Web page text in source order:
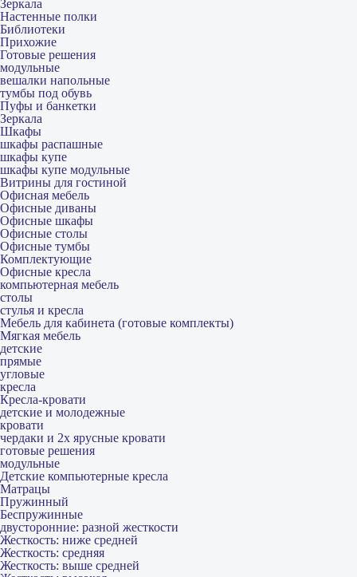
Зеркала
Настенные полки
Библиотеки
Прихожие
Готовые решения
модульные
вешалки напольные
тумбы под обувь
Пуфы и банкетки
Зеркала
Шкафы
шкафы распашные
шкафы купе
шкафы купе модульные
Витрины для гостиной
Офисная мебель
Офисные диваны
Офисные шкафы
Офисные столы
Офисные тумбы
Комплектующие
Офисные кресла
компьютерная мебель
столы
стулья и кресла
Мебель для кабинета (готовые комплекты)
Мягкая мебель
детские
прямые
угловые
кресла
Кресла-кровати
детские и молодежные
кровати
чердаки и 2х ярусные кровати
готовые решения
модульные
Детские компьютерные кресла
Матрацы
Пружинный
Беспружинные
двусторонние: разной жесткости
Жесткость: ниже средней
Жесткость: средняя
Жесткость: выше средней